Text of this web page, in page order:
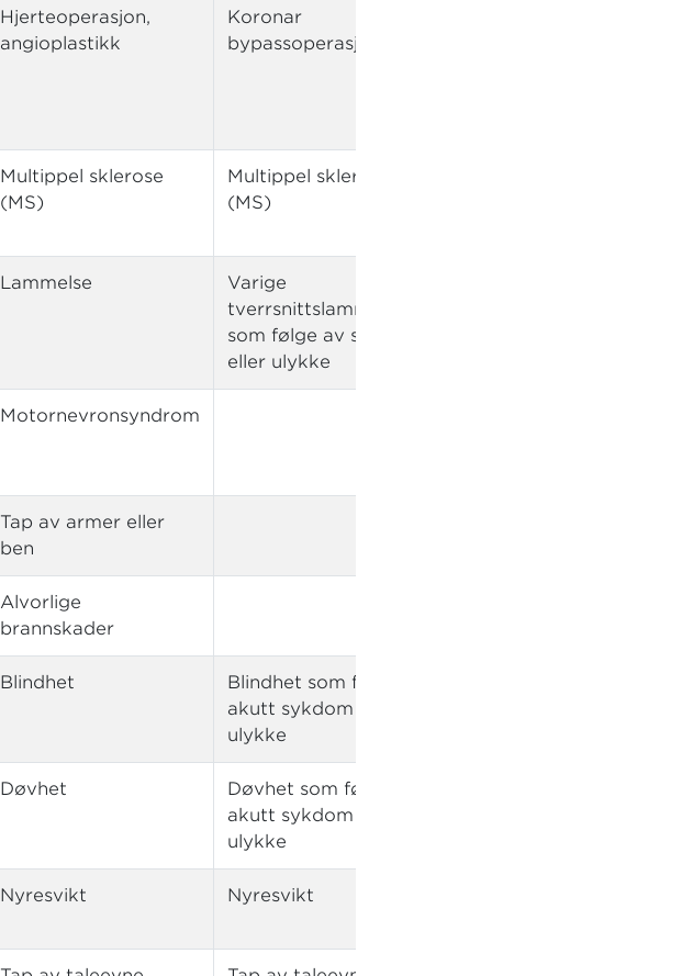
Hjerteoperasjon,
angioplastikk
Koronar
bypassoperasjon
Multippel sklerose
(MS)
Multippel sklerose
(MS)
Lammelse
Varige
tverrsnittslammelser
som følge av sykdom
eller ulykke
Motornevronsyndrom
Tap av armer eller
ben
Alvorlige
brannskader
Blindhet
Blindhet som følge av
akutt sykdom eller
ulykke
Døvhet
Døvhet som følge av
akutt sykdom eller
ulykke
Nyresvikt Nyresvikt